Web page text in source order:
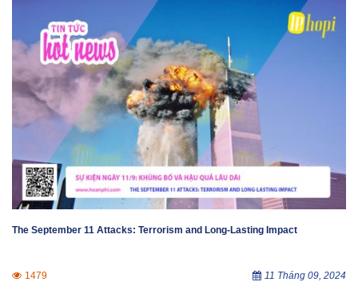
The September 11 Attacks: Terrorism and Long-Lasting Impact
1479 11 Tháng 09, 2024